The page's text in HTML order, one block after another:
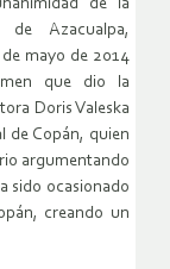
de la
Azacualpa,
mayo de 2014
que dio la
Doris Valeska
de Copán, quien
argumentando
sido ocasionado
creando un